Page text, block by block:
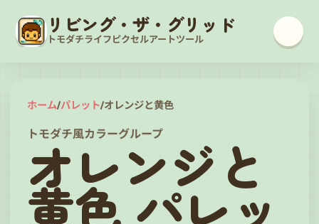
リビング・ザ・グリッド
トモダチライフピクセルアートツール
ホーム/パレット/オレンジと黄色
トモダチ風カラーグループ
オレンジと
黄色 パレッ